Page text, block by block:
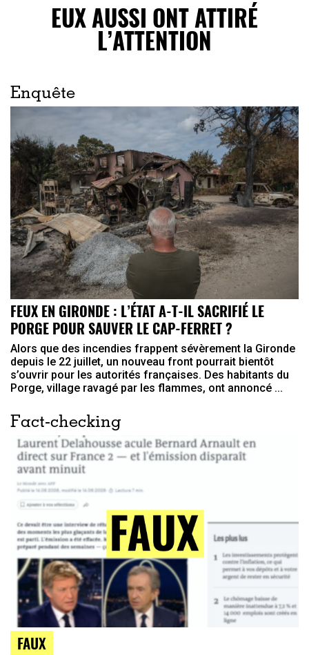
EUX AUSSI ONT ATTIRÉ
L’ATTENTION
Enquête
FEUX EN GIRONDE : L’ÉTAT A-T-IL SACRIFIÉ LE
PORGE POUR SAUVER LE CAP-FERRET ?
Alors que des incendies frappent sévèrement la Gironde
depuis le 22 juillet, un nouveau front pourrait bientôt
s’ouvrir pour les autorités françaises. Des habitants du
Porge, village ravagé par les flammes, ont annoncé ...
Fact-checking
FAUX